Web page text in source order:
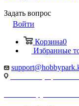
Задать вопрос
Войти
Корзина0
Избранные